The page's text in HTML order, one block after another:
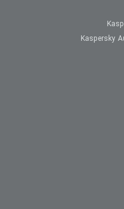
Kaspersky